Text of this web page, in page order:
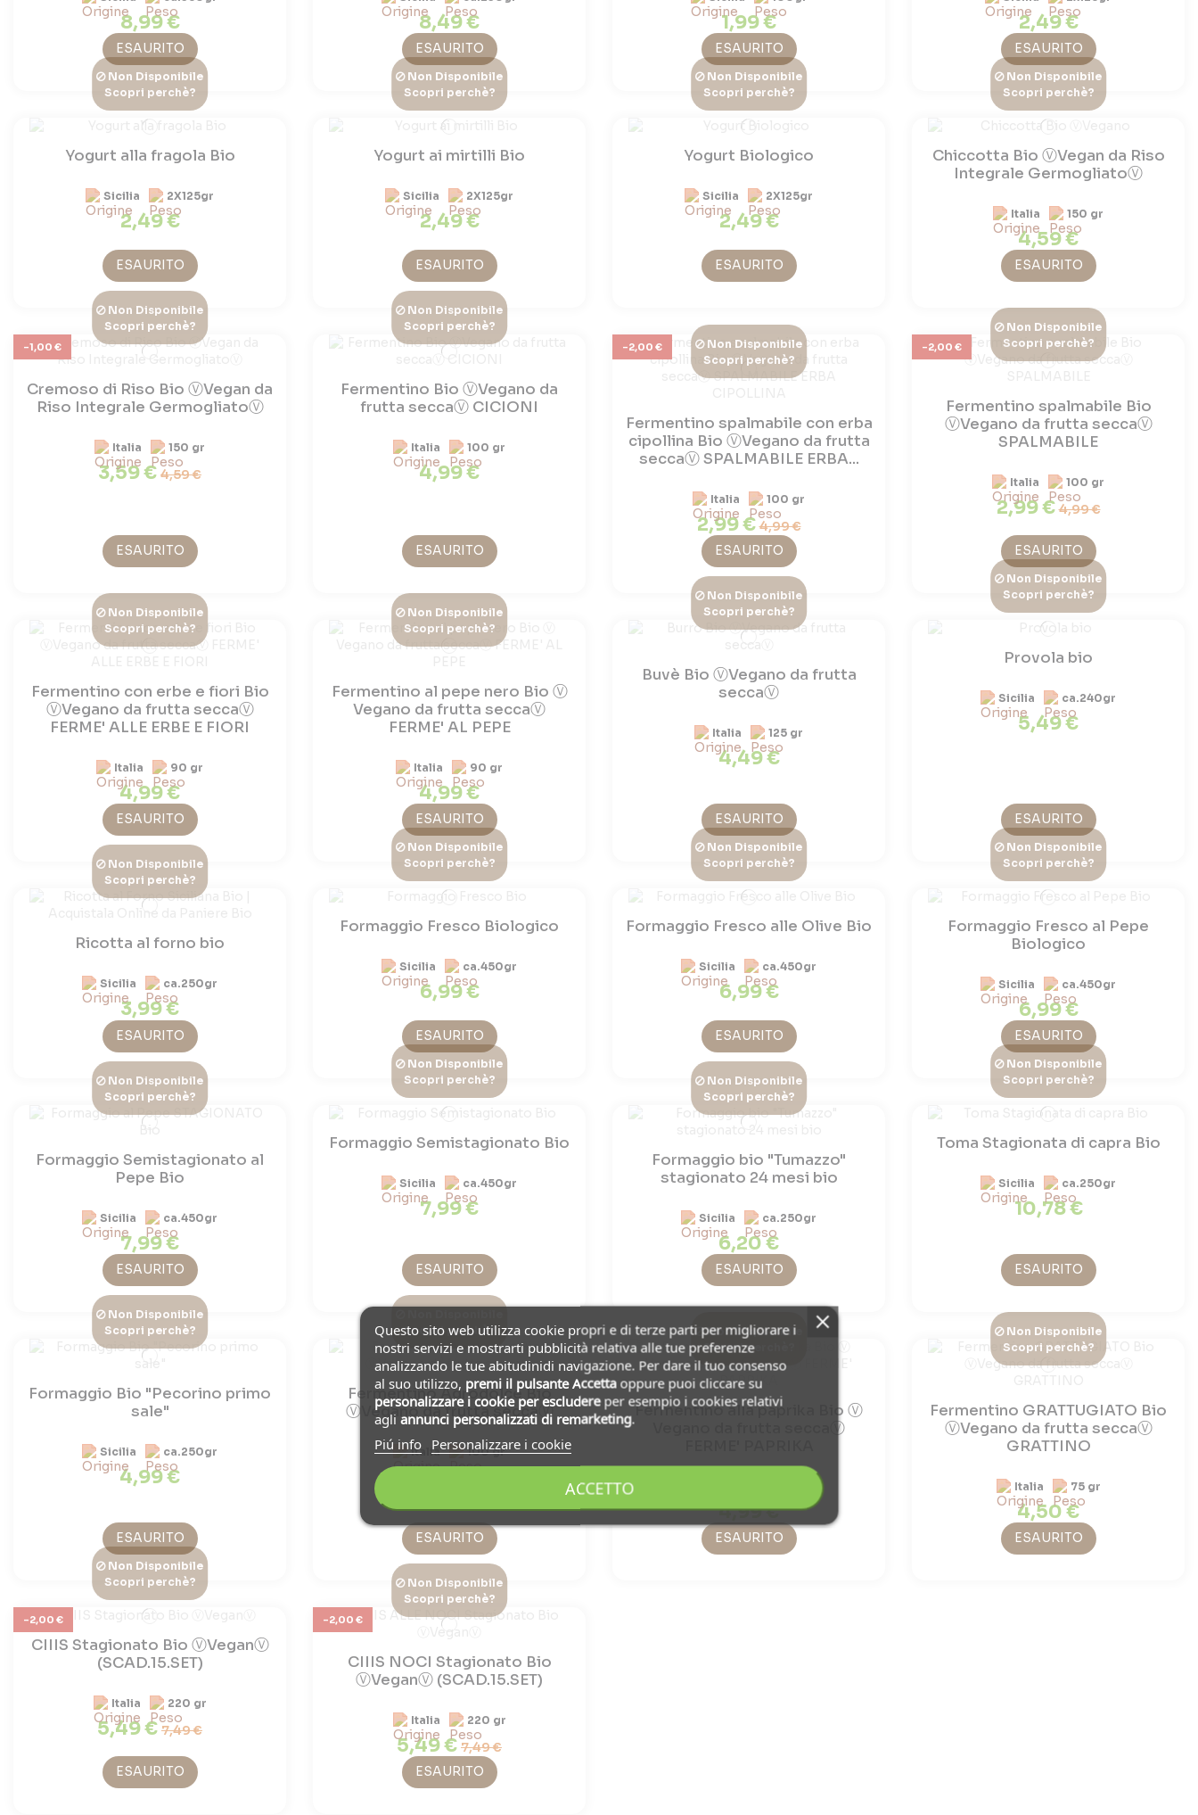
8,99 €
ESAURITO
8,49 €
ESAURITO
1,99 €
ESAURITO
2,49 €
ESAURITO
Non Disponibile
Scopri perchè?
Yogurt alla fragola Bio
Sicilia 2X125gr
2,49 €
ESAURITO
Non Disponibile
Scopri perchè?
Yogurt ai mirtilli Bio
Sicilia 2X125gr
2,49 €
ESAURITO
Non Disponibile
Scopri perchè?
Yogurt Biologico
Sicilia 2X125gr
2,49 €
ESAURITO
Non Disponibile
Scopri perchè?
Chiccotta Bio ⓋVegan da Riso
Integrale GermogliatoⓋ
Italia 150 gr
4,59 €
ESAURITO
-1,00 €
Non Disponibile
Scopri perchè?
Cremoso di Riso Bio ⓋVegan da
Riso Integrale GermogliatoⓋ
Italia 150 gr
3,59 € 4,59 €
ESAURITO
Non Disponibile
Scopri perchè?
Fermentino Bio ⓋVegano da
frutta seccaⓋ CICIONI
Italia 100 gr
4,99 €
ESAURITO
-2,00 €
Non Disponibile
Scopri perchè?
Fermentino spalmabile con erba
cipollina Bio ⓋVegano da frutta
seccaⓋ SPALMABILE ERBA...
Italia 100 gr
2,99 €4,99 €
ESAURITO
-2,00 €
Non Disponibile
Scopri perchè?
Fermentino spalmabile Bio
ⓋVegano da frutta seccaⓋ
SPALMABILE
Italia 100 gr
2,99 €4,99 €
ESAURITO
Non Disponibile
Scopri perchè?
Fermentino con erbe e fiori Bio
ⓋVegano da frutta seccaⓋ
FERME' ALLE ERBE E FIORI
Italia 90 gr
4,99 €
ESAURITO
Non Disponibile
Scopri perchè?
Fermentino al pepe nero Bio Ⓥ
Vegano da frutta seccaⓋ
FERME' AL PEPE
Italia 90 gr
4,99 €
ESAURITO
Non Disponibile
Scopri perchè?
Buvè Bio ⓋVegano da frutta
seccaⓋ
Italia 125 gr
4,49 €
ESAURITO
Non Disponibile
Scopri perchè?
Provola bio
Sicilia ca.240gr
5,49 €
ESAURITO
Non Disponibile
Scopri perchè?
Ricotta al forno bio
Sicilia ca.250gr
3,99 €
ESAURITO
Non Disponibile
Scopri perchè?
Formaggio Fresco Biologico
Sicilia ca.450gr
6,99 €
ESAURITO
Non Disponibile
Scopri perchè?
Formaggio Fresco alle Olive Bio
Sicilia ca.450gr
6,99 €
ESAURITO
Non Disponibile
Scopri perchè?
Formaggio Fresco al Pepe
Biologico
Sicilia ca.450gr
6,99 €
ESAURITO
Non Disponibile
Scopri perchè?
Formaggio Semistagionato al
Pepe Bio
Sicilia ca.450gr
7,99 €
ESAURITO
Non Disponibile
Scopri perchè?
Formaggio Semistagionato Bio
Sicilia ca.450gr
7,99 €
ESAURITO
Non Disponibile
Scopri perchè?
Formaggio bio "Tumazzo"
stagionato 24 mesi bio
Sicilia ca.250gr
6,20 €
ESAURITO
Non Disponibile
Scopri perchè?
Toma Stagionata di capra Bio
Sicilia ca.250gr
10,78 €
ESAURITO
Non Disponibile
Scopri perchè?
Formaggio Bio "Pecorino primo
sale"
Sicilia ca.250gr
4,99 €
ESAURITO
Scopri perchè?
Fermentino Agrodolce Bio
ⓋVegano da frutta seccaⓋ
Italia 100 gr
ESAURITO
Non Disponibile
Scopri perchè?
Fermentino alla paprika Bio Ⓥ
Vegano da frutta seccaⓋ
4,99 €
ESAURITO
Non Disponibile
Scopri perchè?
Fermentino GRATTUGIATO Bio
ⓋVegano da frutta seccaⓋ
GRATTINO
Italia 75 gr
4,50 €
ESAURITO
-2,00 €
Non Disponibile
Scopri perchè?
CIIIS Stagionato Bio ⓋVeganⓋ
(SCAD.15.SET)
Italia 220 gr
5,49 €7,49 €
ESAURITO
-2,00 €
Non Disponibile
Scopri perchè?
CIIIS NOCI Stagionato Bio
ⓋVeganⓋ (SCAD.15.SET)
Italia 220 gr
5,49 €7,49 €
ESAURITO
Questo sito web utilizza cookie propri e di terze parti per migliorare i
nostri servizi e mostrarti pubblicità relativa alle tue preferenze
analizzando le tue abitudinidi navigazione. Per dare il tuo consenso
al suo utilizzo, premi il pulsante Accettaoppure puoi cliccare su
personalizzare i cookie per escludereper esempio i cookies relativi
agli annunci personalizzati di remarketing.
Piú info
Personalizzare i cookie
ACCETTO